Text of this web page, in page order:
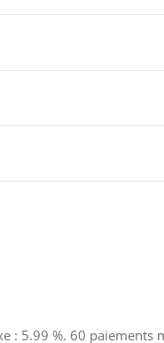
: 5.99 %. 60 paiements